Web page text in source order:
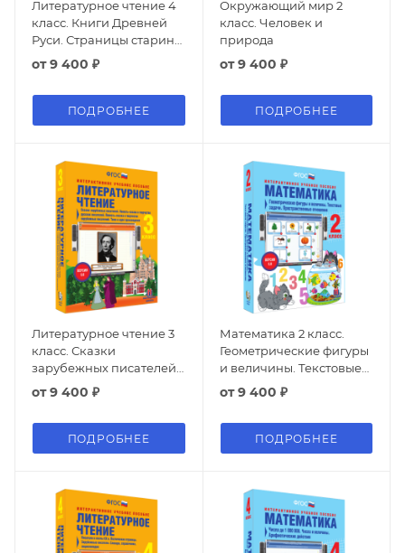
Литературное чтение 4
класс. Книги Древней
Руси. Страницы старины
седой. Писатели и поэты
от9 400 ₽
ПОДРОБНЕЕ
Окружающий мир 2
класс. Человек и
природа
от9 400 ₽
ПОДРОБНЕЕ
Литературное чтение 3
класс. Сказки
зарубежных писателей.
Повесть-сказка в
творчестве русских
сказка в творчестве
зарубежных писателей.
произведения
от9 400 ₽
ПОДРОБНЕЕ
Математика 2 класс.
Геометрические фигуры
и величины. Текстовые
задачи.
Пространственные
от9 400 ₽
ПОДРОБНЕЕ